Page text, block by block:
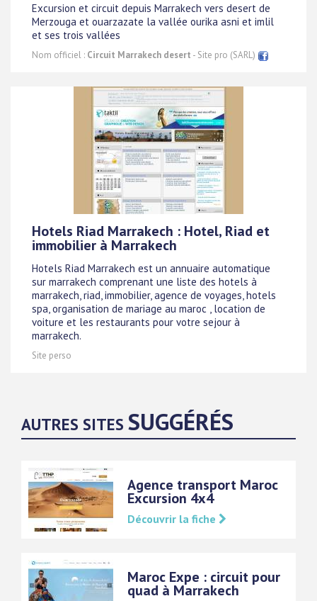
Excursion et circuit depuis Marrakech vers desert de
Merzouga et ouarzazate la vallée ourika asni et imlil
et ses trois vallées
Nom officiel : Circuit Marrakech desert - Site pro (SARL)
Hotels Riad Marrakech : Hotel, Riad et
immobilier à Marrakech
Hotels Riad Marrakech est un annuaire automatique
sur marrakech comprenant une liste des hotels à
marrakech, riad, immobilier, agence de voyages, hotels
spa, organisation de mariage au maroc , location de
voiture et les restaurants pour votre sejour à
marrakech.
Site perso
AUTRES SITES SUGGÉRÉS
Agence transport Maroc
Excursion 4x4
Découvrir la fiche
Maroc Expe : circuit pour
quad à Marrakech